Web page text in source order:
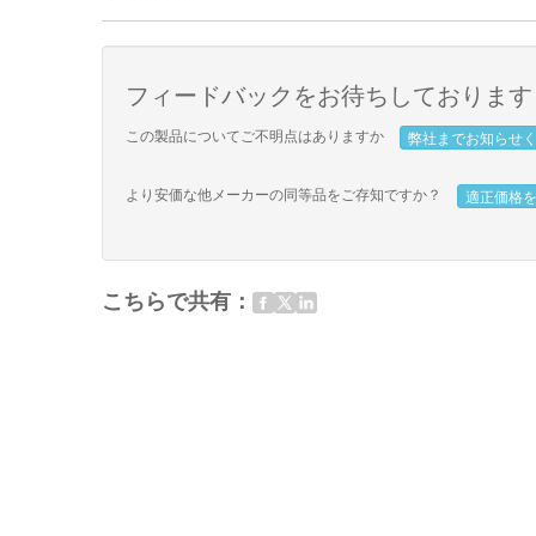
フィードバックをお待ちしております
この製品についてご不明点はありますか 弊社までお知らせ
より安価な他メーカーの同等品をご存知ですか？ 適正価格
こちらで共有：